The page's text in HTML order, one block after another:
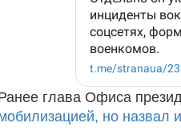
глава Офиса
но назвал